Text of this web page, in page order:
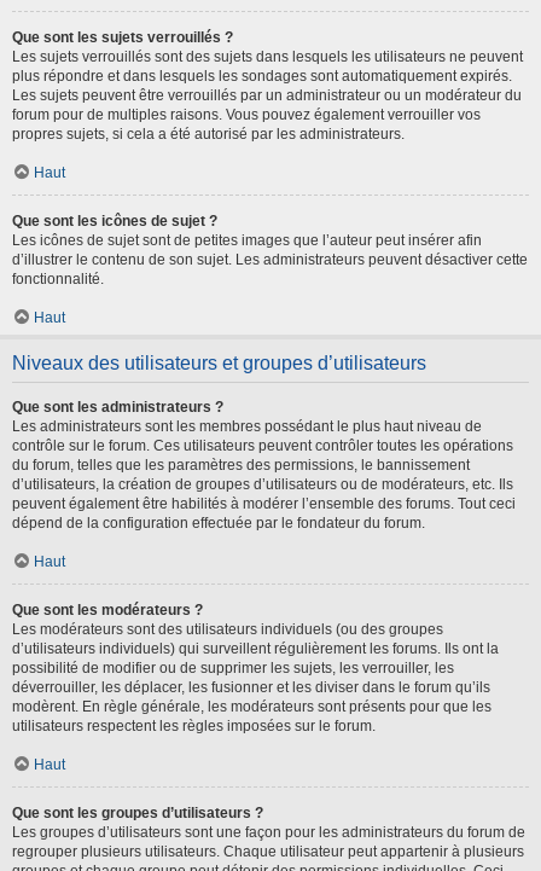
Que sont les sujets verrouillés ?
Les sujets verrouillés sont des sujets dans lesquels les utilisateurs ne peuvent
plus répondre et dans lesquels les sondages sont automatiquement expirés.
Les sujets peuvent être verrouillés par un administrateur ou un modérateur du
forum pour de multiples raisons. Vous pouvez également verrouiller vos
propres sujets, si cela a été autorisé par les administrateurs.
Haut
Que sont les icônes de sujet ?
Les icônes de sujet sont de petites images que l’auteur peut insérer afin
d’illustrer le contenu de son sujet. Les administrateurs peuvent désactiver cette
fonctionnalité.
Haut
Niveaux des utilisateurs et groupes d’utilisateurs
Que sont les administrateurs ?
Les administrateurs sont les membres possédant le plus haut niveau de
contrôle sur le forum. Ces utilisateurs peuvent contrôler toutes les opérations
du forum, telles que les paramètres des permissions, le bannissement
d’utilisateurs, la création de groupes d’utilisateurs ou de modérateurs, etc. Ils
peuvent également être habilités à modérer l’ensemble des forums. Tout ceci
dépend de la configuration effectuée par le fondateur du forum.
Haut
Que sont les modérateurs ?
Les modérateurs sont des utilisateurs individuels (ou des groupes
d’utilisateurs individuels) qui surveillent régulièrement les forums. Ils ont la
possibilité de modifier ou de supprimer les sujets, les verrouiller, les
déverrouiller, les déplacer, les fusionner et les diviser dans le forum qu’ils
modèrent. En règle générale, les modérateurs sont présents pour que les
utilisateurs respectent les règles imposées sur le forum.
Haut
Que sont les groupes d’utilisateurs ?
Les groupes d’utilisateurs sont une façon pour les administrateurs du forum de
regrouper plusieurs utilisateurs. Chaque utilisateur peut appartenir à plusieurs